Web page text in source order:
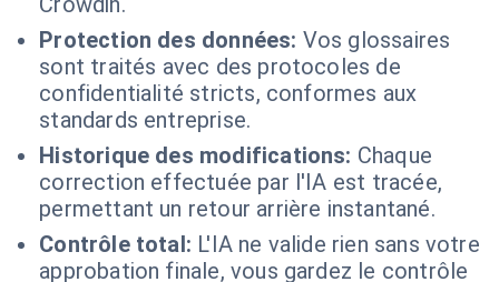
Protection des données: Vos glossaires
sont traités avec des protocoles de
confidentialité stricts, conformes aux
standards entreprise.
Historique des modifications: Chaque
correction effectuée par l'IA est tracée,
permettant un retour arrière instantané.
Contrôle total: L'IA ne valide rien sans votre
approbation finale, vous gardez le contrôle